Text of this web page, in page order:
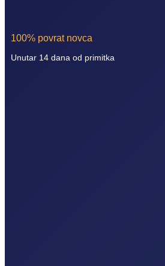
100% povrat novca
Unutar 14 dana od primitka